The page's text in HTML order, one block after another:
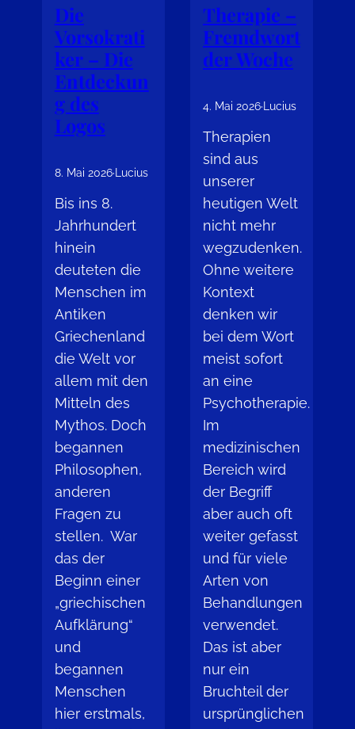
Die
Vorsokrati
ker – Die
Entdeckun
g des
Logos
8. Mai 2026·Lucius
Bis ins 8.
Jahrhundert
hinein
deuteten die
Menschen im
Antiken
Griechenland
die Welt vor
allem mit den
Mitteln des
Mythos. Doch
begannen
Philosophen,
anderen
Fragen zu
stellen. War
das der
Beginn einer
„griechischen
Aufklärung“
und
begannen
Menschen
hier erstmals,
Therapie –
Fremdwort
der Woche
4. Mai 2026·Lucius
Therapien
sind aus
unserer
heutigen Welt
nicht mehr
wegzudenken.
Ohne weitere
Kontext
denken wir
bei dem Wort
meist sofort
an eine
Psychotherapie.
Im
medizinischen
Bereich wird
der Begriff
aber auch oft
weiter gefasst
und für viele
Arten von
Behandlungen
verwendet.
Das ist aber
nur ein
Bruchteil der
ursprünglichen